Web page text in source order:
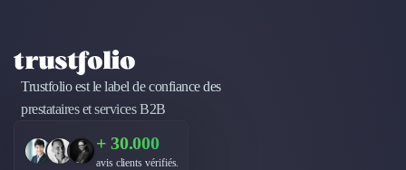
Trustfolio est le label de confiance des
prestataires et services B2B
+ 30.000
avis clients vérifiés.